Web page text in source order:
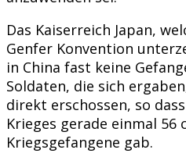
Das Kaiserreich Japan,
Genfer Konvention
in China fast keine
Soldaten, die sich
direkt erschossen, so
Krieges gerade einmal 56
Kriegsgefangene gab.